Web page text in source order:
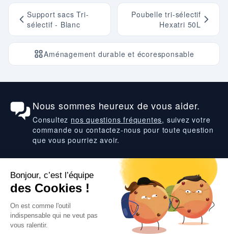
Support sacs Tri-
sélectif - Blanc
Aménagement durable et écoresponsable
Poubelle tri-sélectif
Hexatri 50L
Nous sommes heureux de vous aider.
Consultez nos questions fréquentes, suivez votre
commande ou contactez-nous pour toute question
que vous pourriez avoir.
Suivez-nous